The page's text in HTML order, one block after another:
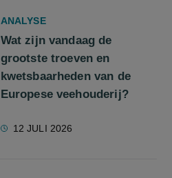
ANALYSE
Wat zijn vandaag de
grootste troeven en
kwetsbaarheden van de
Europese veehouderij?
12 JULI 2026